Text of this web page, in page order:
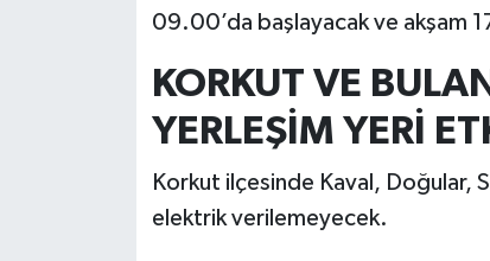
09.00’da başlayacak ve akşam
KORKUT VE
YERLEŞİM YERİ
Korkut ilçesinde Kaval, Doğular,
elektrik verilemeyecek.